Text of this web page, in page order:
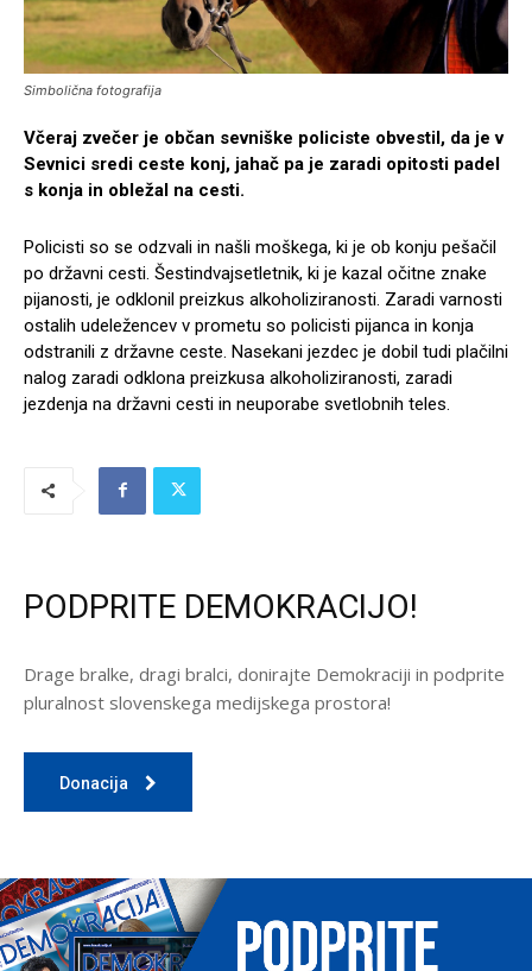
Simbolična fotografija
Včeraj zvečer je občan sevniške policiste obvestil, da je v
Sevnici sredi ceste konj, jahač pa je zaradi opitosti padel
s konja in obležal na cesti.
Policisti so se odzvali in našli moškega, ki je ob konju pešačil
po državni cesti. Šestindvajsetletnik, ki je kazal očitne znake
pijanosti, je odklonil preizkus alkoholiziranosti. Zaradi varnosti
ostalih udeležencev v prometu so policisti pijanca in konja
odstranili z državne ceste. Nasekani jezdec je dobil tudi plačilni
nalog zaradi odklona preizkusa alkoholiziranosti, zaradi
jezdenja na državni cesti in neuporabe svetlobnih teles.
PODPRITE DEMOKRACIJO!
Drage bralke, dragi bralci, donirajte Demokraciji in podprite
pluralnost slovenskega medijskega prostora!
Donacija